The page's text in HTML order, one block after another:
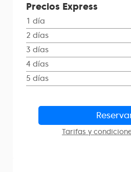
Precios Express
1 día
2 días
3 días
4 días
5 días
Tarifas y